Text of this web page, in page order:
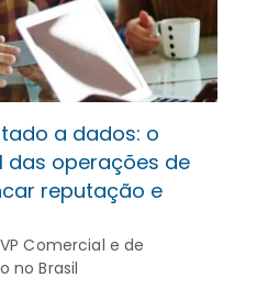
a dados: o
das operações de
reputação e
Comercial e de
no Brasil